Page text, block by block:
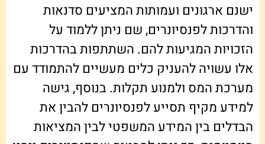
ישנם ארגונים ועמותות המציעים סדנאות
והדרכות לפנסיונרים, שם ניתן ללמוד על
הזכויות המגיעות להם. השתתפות בהדרכות
אלו עשויה להעניק כלים מעשיים להתמודד עם
מערכת המס ולמנוע תקלות. בנוסף, גישה
למידע מקיף תסייע לפנסיונרים להבין את
הבדלים בין המידע המשפטי לבין המציאות